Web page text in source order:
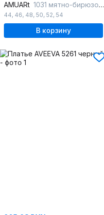
AMUARt 1031 мятно-бирюзовый
44, 46, 48, 50, 52, 54
В корзину